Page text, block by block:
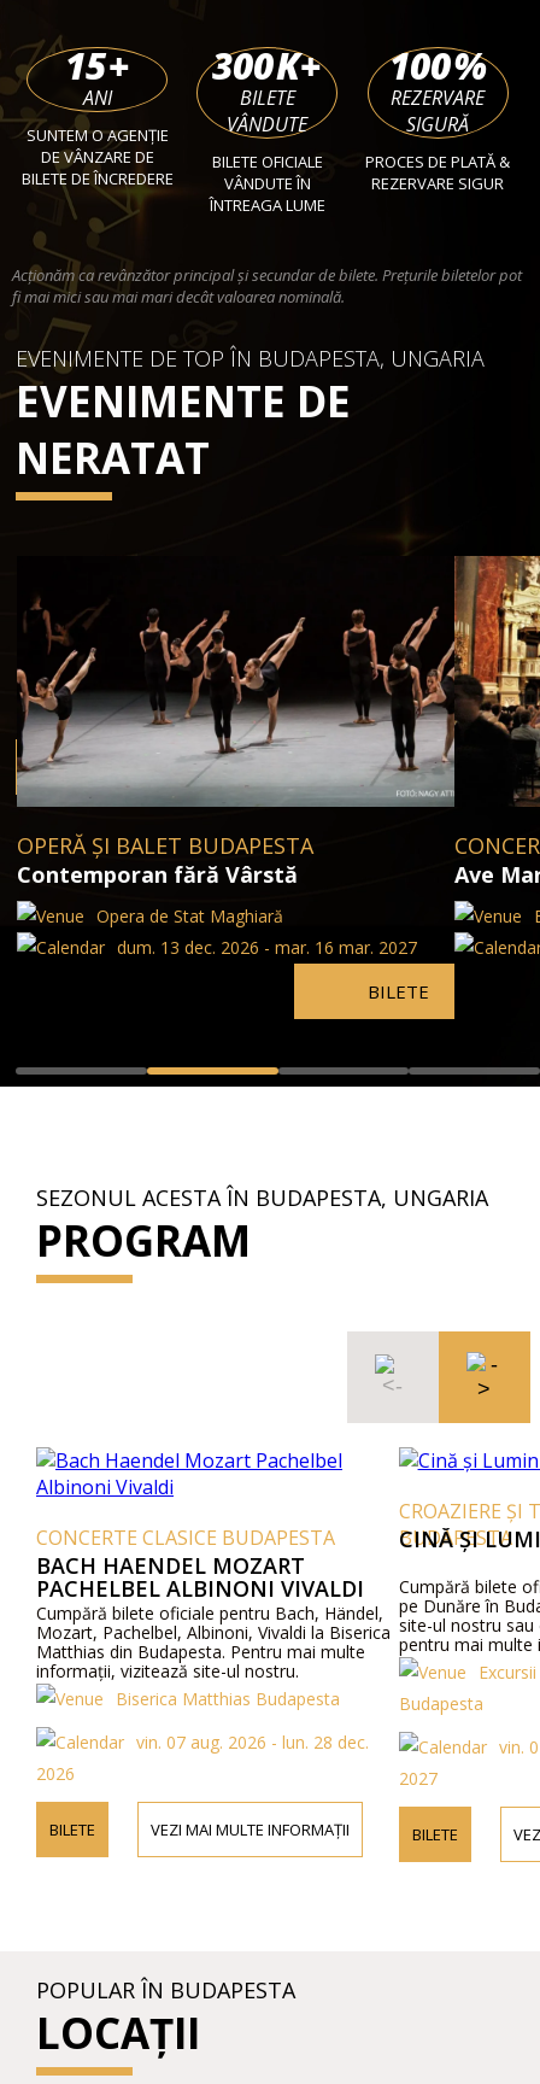
15+
ANI
SUNTEM O AGENȚIE
DE VÂNZARE DE
BILETE DE ÎNCREDERE
300K+
BILETE
VÂNDUTE
BILETE OFICIALE
VÂNDUTE ÎN
ÎNTREAGA LUME
100%
REZERVARE
SIGURĂ
PROCES DE PLATĂ &
REZERVARE SIGUR
Acționăm ca revânzător principal și secundar de bilete. Prețurile biletelor pot
fi mai mici sau mai mari decât valoarea nominală.
EVENIMENTE DE TOP ÎN BUDAPESTA, UNGARIA
EVENIMENTE DE
NERATAT
OPERĂ ȘI BALET BUDAPESTA
Contemporan fără Vârstă
Opera de Stat Maghiară
dum. 13 dec. 2026 - mar. 16 mar. 2027
BILETE
Ave
SEZONUL ACESTA ÎN BUDAPESTA, UNGARIA
PROGRAM
CONCERTE CLASICE BUDAPESTA
BACH HAENDEL MOZART
PACHELBEL ALBINONI VIVALDI
Cumpără bilete oficiale pentru Bach, Händel,
Mozart, Pachelbel, Albinoni, Vivaldi la Biserica
Matthias din Budapesta. Pentru mai multe
informații, vizitează site-ul nostru.
Biserica Matthias Budapesta
vin. 07 aug. 2026 - lun. 28 dec.
2026
BILETE VEZI MAI MULTE INFORMAȚII
CROAZIERE ȘI
BUDAPESTA
CINĂ ȘI
Cumpără bilete
pe Dunăre în
site-ul nostru
pentru mai multe
detalii despre
Budapesta
vin.
2027
BILETE
POPULAR ÎN BUDAPESTA
LOCAȚII